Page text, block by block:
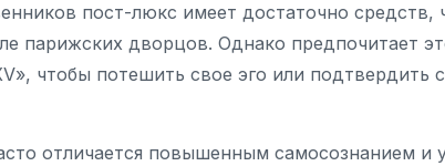
пост-люкс имеет достаточно средств,
парижских дворцов. Однако предпочитает
чтобы потешить свое эго или подтвердить
отличается повышенным самосознанием и